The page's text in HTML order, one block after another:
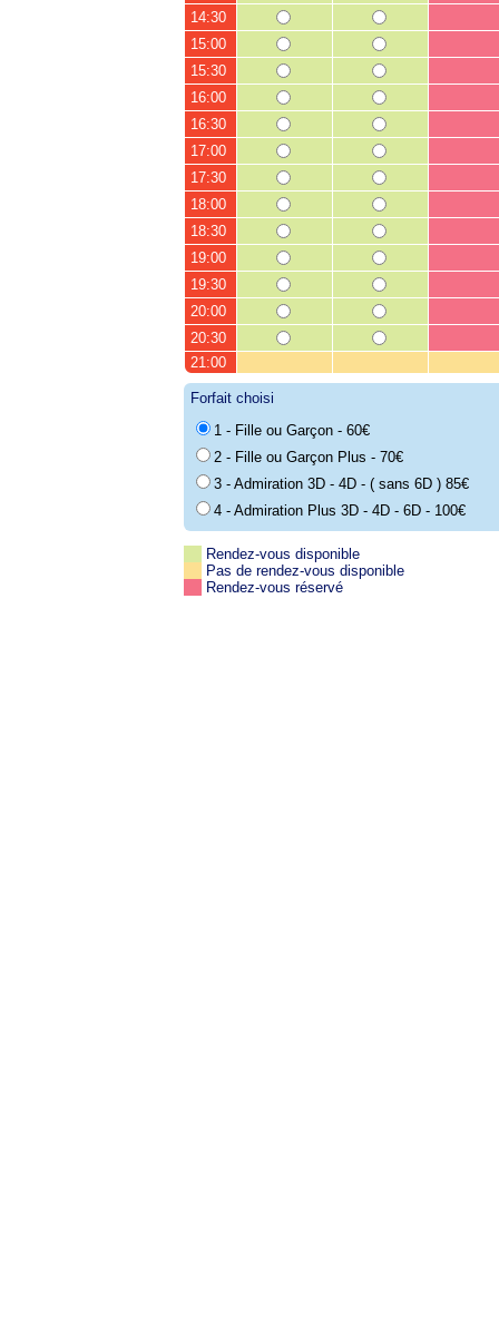
14:30
15:00
15:30
16:00
16:30
17:00
17:30
18:00
18:30
19:00
19:30
20:00
20:30
21:00
Forfait choisi
1 - Fille ou Garçon - 60€
2 - Fille ou Garçon Plus - 70€
3 - Admiration 3D - 4D - ( sans 6D ) 85€
4 - Admiration Plus 3D - 4D - 6D - 100€
Rendez-vous disponible
Pas de rendez-vous disponible
Rendez-vous réservé